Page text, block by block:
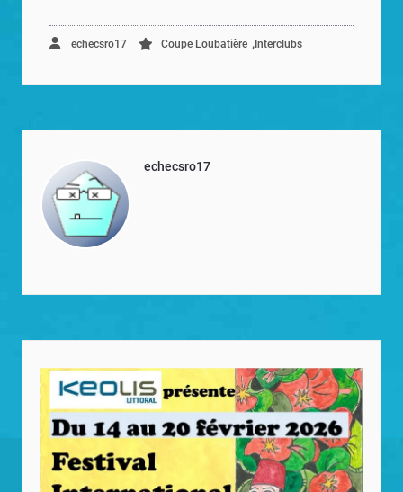
echecsro17 Coupe Loubatière , Interclubs
echecsro17